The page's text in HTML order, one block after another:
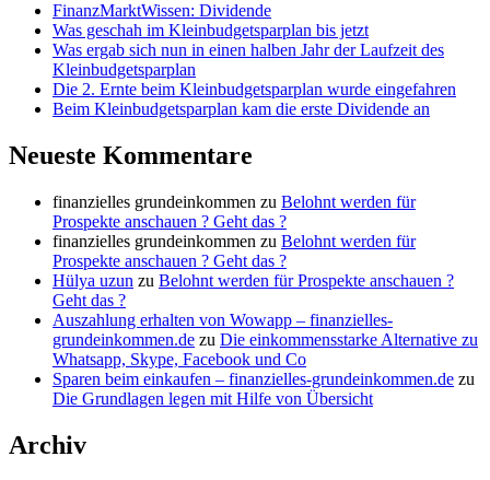
FinanzMarktWissen: Dividende
Was geschah im Kleinbudgetsparplan bis jetzt
Was ergab sich nun in einen halben Jahr der Laufzeit des
Kleinbudgetsparplan
Die 2. Ernte beim Kleinbudgetsparplan wurde eingefahren
Beim Kleinbudgetsparplan kam die erste Dividende an
Neueste Kommentare
finanzielles grundeinkommen zu Belohnt werden für
Prospekte anschauen ? Geht das ?
finanzielles grundeinkommen zu Belohnt werden für
Prospekte anschauen ? Geht das ?
Hülya uzun zu Belohnt werden für Prospekte anschauen ?
Geht das ?
Auszahlung erhalten von Wowapp – finanzielles-
grundeinkommen.de zu Die einkommensstarke Alternative zu
Whatsapp, Skype, Facebook und Co
Sparen beim einkaufen – finanzielles-grundeinkommen.de zu
Die Grundlagen legen mit Hilfe von Übersicht
Archiv